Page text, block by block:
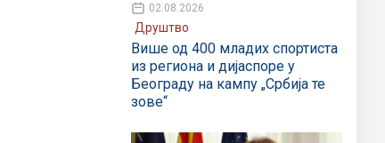
02.08.2026
Друштво
Више од 400 младих спортиста
из региона и дијаспоре у
Београду на кампу „Србија те
зове“